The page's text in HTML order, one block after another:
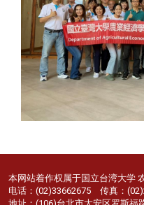
本网站着作权属于国立台湾大学
电话：(02)33662675 传真：